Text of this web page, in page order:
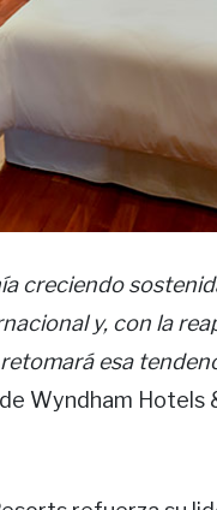
creciendo
y, con la
esa
Wyndham Hotels